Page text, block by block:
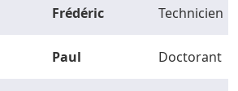
Frédéric Technicien
Paul Doctorant